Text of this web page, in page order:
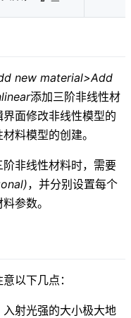
new material>Add
添加三阶非线性材
面修改非线性模型的
料模型的创建。
非线性材料时，需要
，并分别设置每个
参数。
以下几点：
射光强的大小极大地